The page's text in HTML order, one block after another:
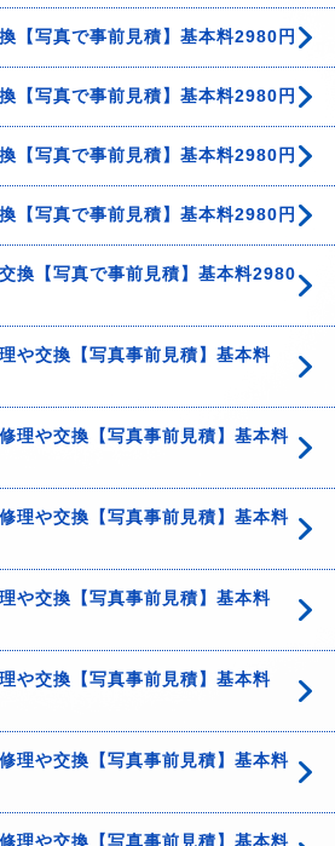
【写真で事前見積】基本料2980円
【写真で事前見積】基本料2980円
【写真で事前見積】基本料2980円
【写真で事前見積】基本料2980円
換【写真で事前見積】基本料2980
や交換【写真事前見積】基本料
理や交換【写真事前見積】基本料
理や交換【写真事前見積】基本料
や交換【写真事前見積】基本料
や交換【写真事前見積】基本料
理や交換【写真事前見積】基本料
理や交換【写真事前見積】基本料